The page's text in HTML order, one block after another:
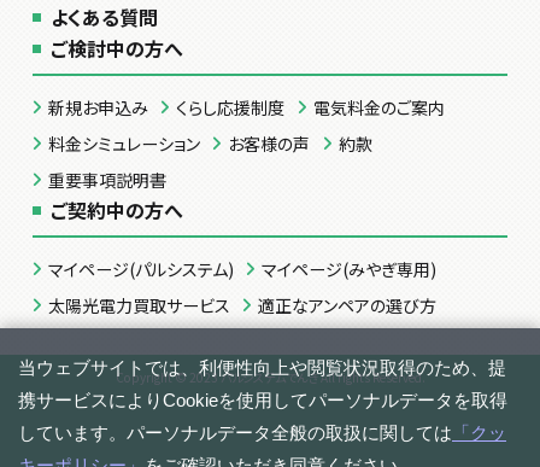
よくある質問
ご検討中の方へ
新規お申込み くらし応援制度
電気料金のご案内
料金シミュレーション
お客様の声
約款
重要事項説明書
ご契約中の方へ
マイページ(パルシステム)
マイページ(みやぎ専用)
太陽光電力買取サービス
適正なアンペアの選び方
Copyright © 2023 パルシステムでんき All rights Reserved.